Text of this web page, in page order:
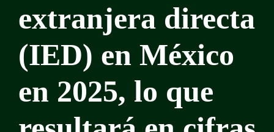
extranjera directa
(IED) en México
en 2025, lo que